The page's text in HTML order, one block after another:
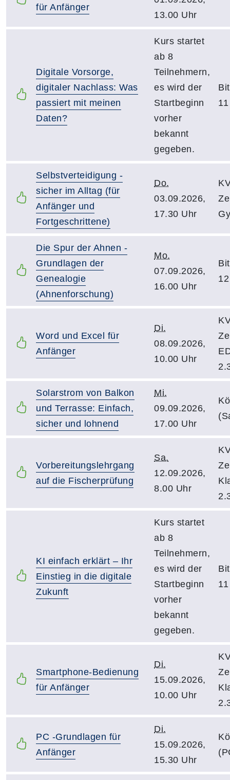
für Anfänger
13.00 Uhr
Digitale Vorsorge,
digitaler Nachlass: Was
passiert mit meinen
Daten?
Kurs startet
ab 8
Teilnehmern,
es wird der
Startbeginn
vorher
bekannt
gegeben.
Selbstverteidigung -
sicher im Alltag (für
Anfänger und
Fortgeschrittene)
Do.
03.09.2026,
17.30 Uhr
Die Spur der Ahnen -
Grundlagen der
Genealogie
(Ahnenforschung)
Mo.
07.09.2026,
16.00 Uhr
12
Word und Excel für
Anfänger
Di.
08.09.2026,
10.00 Uhr
Solarstrom von Balkon
und Terrasse: Einfach,
sicher und lohnend
Mi.
09.09.2026,
17.00 Uhr
Vorbereitungslehrgang
auf die Fischerprüfung
Sa.
12.09.2026,
8.00 Uhr
KI einfach erklärt – Ihr
Einstieg in die digitale
Zukunft
Kurs startet
ab 8
Teilnehmern,
es wird der
Startbeginn
vorher
bekannt
gegeben.
Smartphone-Bedienung
für Anfänger
Di.
15.09.2026,
10.00 Uhr
PC -Grundlagen für
Anfänger
Di.
15.09.2026,
15.30 Uhr